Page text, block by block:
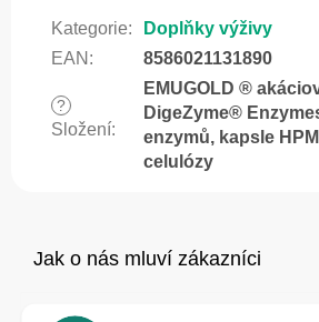
Kategorie:
Doplňky výživy
EAN : 8586021131890
?
Složení:
EMUGOLD ®
DigeZyme®
enzymů, kapsle
celulózy